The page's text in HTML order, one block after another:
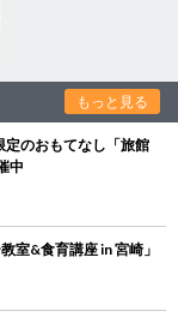
もっと見る
定のおもてなし「旅館
中
室&食育講座 in 宮崎」